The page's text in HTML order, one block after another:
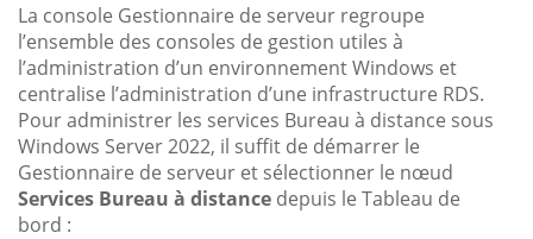
La console Gestionnaire de serveur regroupe
l’ensemble des consoles de gestion utiles à
l’administration d’un environnement Windows et
centralise l’administration d’une infrastructure RDS.
Pour administrer les services Bureau à distance sous
Windows Server 2022, il suffit de démarrer le
Gestionnaire de serveur et sélectionner le nœud
Services Bureau à distance depuis le Tableau de
bord :